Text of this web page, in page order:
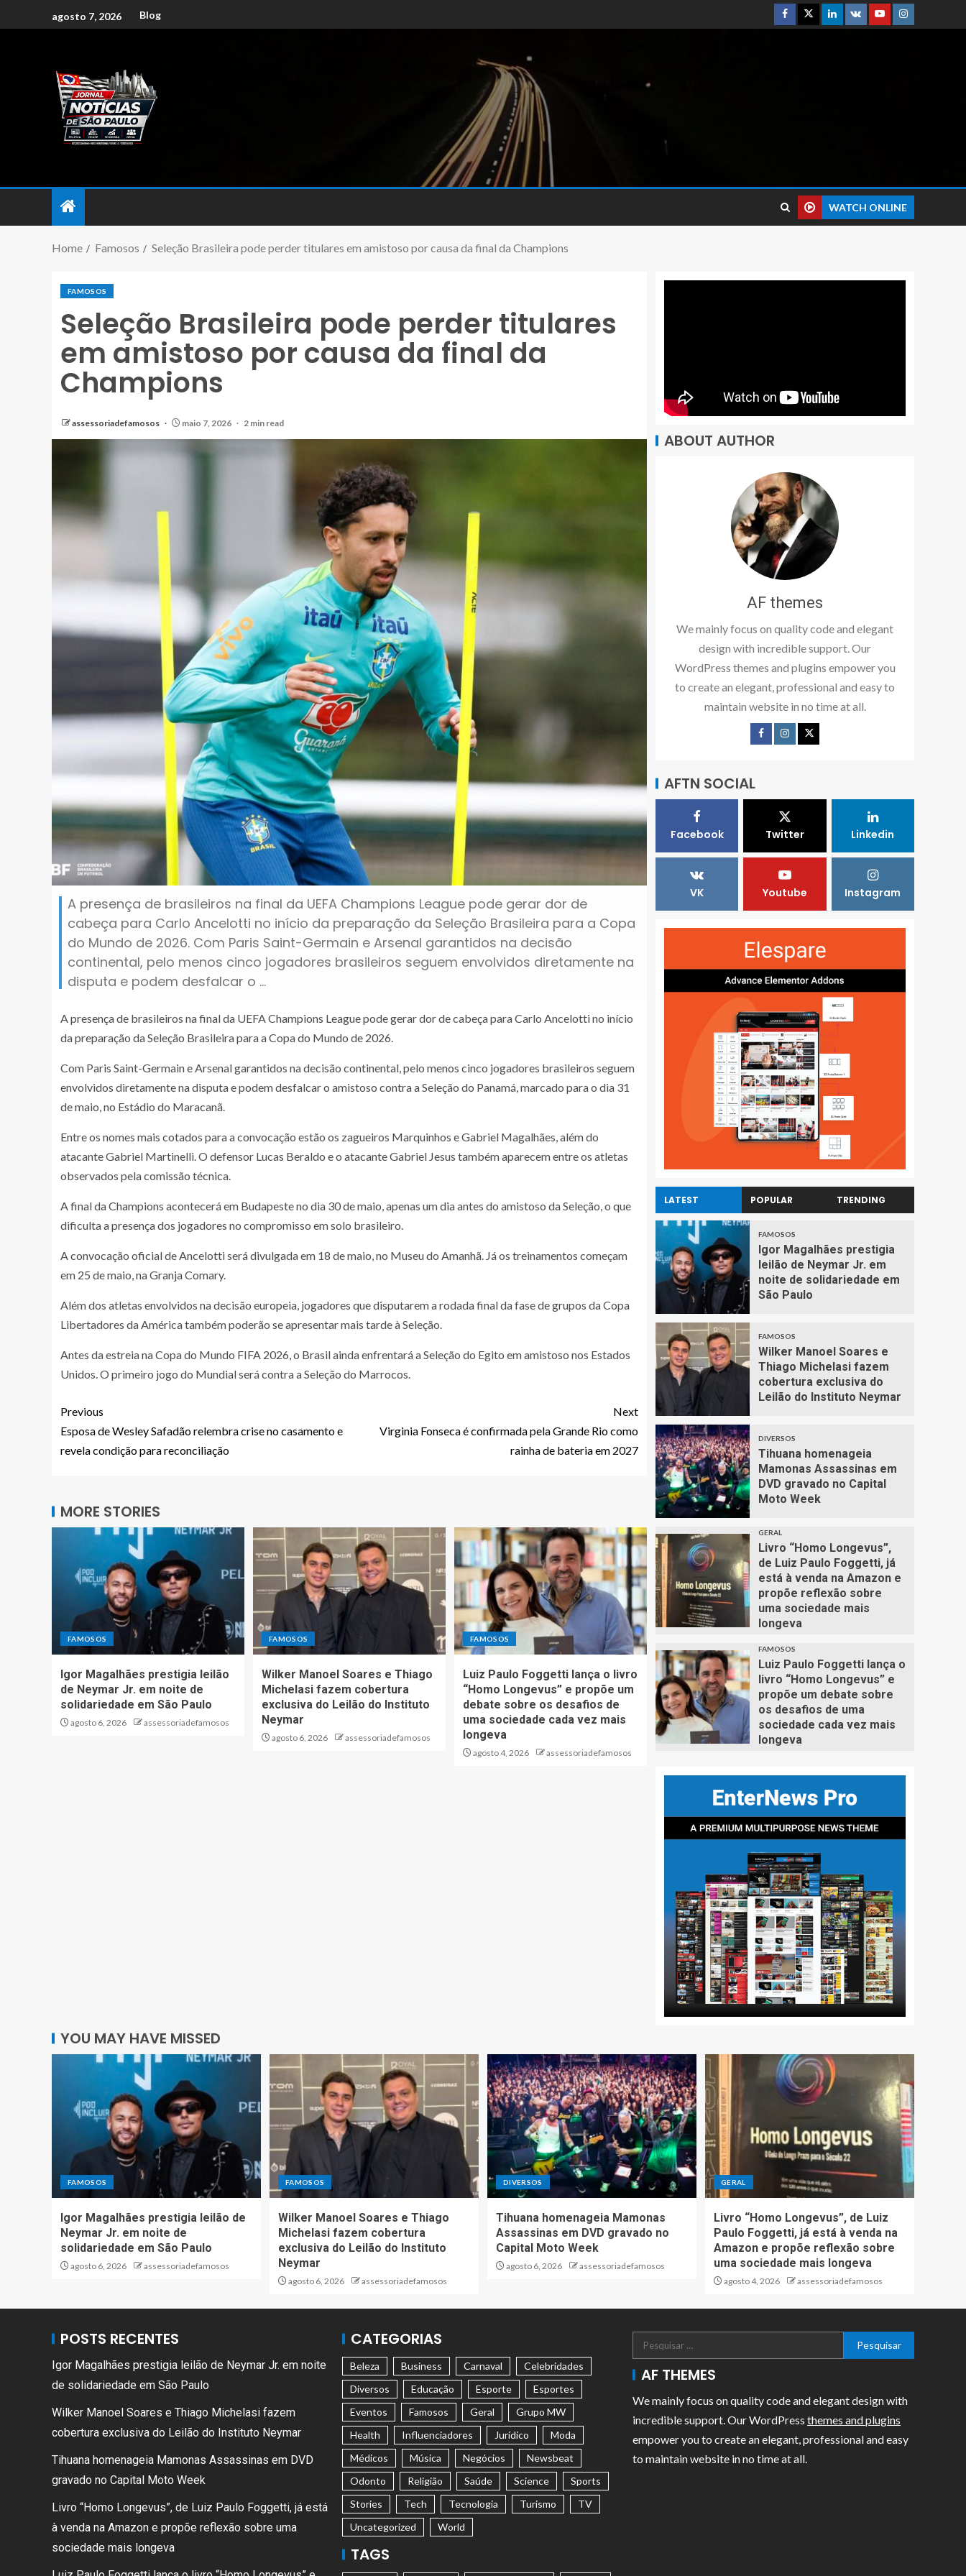
agosto 7, 2026 Blog
WATCH ONLINE
Home Famosos Seleção Brasileira pode perder titulares em amistoso por causa da final da Champions
FAMOSOS
Seleção Brasileira pode perder titulares
em amistoso por causa da final da
Champions
assessoriadefamosos maio 7, 2026 2 min read
A presença de brasileiros na final da UEFA Champions League pode gerar dor de
cabeça para Carlo Ancelotti no início da preparação da Seleção Brasileira para a Copa
do Mundo de 2026. Com Paris Saint-Germain e Arsenal garantidos na decisão
continental, pelo menos cinco jogadores brasileiros seguem envolvidos diretamente na
disputa e podem desfalcar o …
A presença de brasileiros na final da UEFA Champions League pode gerar dor de cabeça para Carlo Ancelotti no início
da preparação da Seleção Brasileira para a Copa do Mundo de 2026.
Com Paris Saint-Germain e Arsenal garantidos na decisão continental, pelo menos cinco jogadores brasileiros seguem
envolvidos diretamente na disputa e podem desfalcar o amistoso contra a Seleção do Panamá, marcado para o dia 31
de maio, no Estádio do Maracanã.
Entre os nomes mais cotados para a convocação estão os zagueiros Marquinhos e Gabriel Magalhães, além do
atacante Gabriel Martinelli. O defensor Lucas Beraldo e o atacante Gabriel Jesus também aparecem entre os atletas
observados pela comissão técnica.
A final da Champions acontecerá em Budapeste no dia 30 de maio, apenas um dia antes do amistoso da Seleção, o que
dificulta a presença dos jogadores no compromisso em solo brasileiro.
A convocação oficial de Ancelotti será divulgada em 18 de maio, no Museu do Amanhã. Já os treinamentos começam
em 25 de maio, na Granja Comary.
Além dos atletas envolvidos na decisão europeia, jogadores que disputarem a rodada final da fase de grupos da Copa
Libertadores da América também poderão se apresentar mais tarde à Seleção.
Antes da estreia na Copa do Mundo FIFA 2026, o Brasil ainda enfrentará a Seleção do Egito em amistoso nos Estados
Unidos. O primeiro jogo do Mundial será contra a Seleção do Marrocos.
Previous
Esposa de Wesley Safadão relembra crise no casamento e
revela condição para reconciliação
Next
Virginia Fonseca é confirmada pela Grande Rio como
rainha de bateria em 2027
MORE STORIES
FAMOSOS
Igor Magalhães prestigia leilão
de Neymar Jr. em noite de
solidariedade em São Paulo
agosto 6, 2026 assessoriadefamosos
FAMOSOS
Wilker Manoel Soares e Thiago
Michelasi fazem cobertura
exclusiva do Leilão do Instituto
Neymar
agosto 6, 2026 assessoriadefamosos
FAMOSOS
Luiz Paulo Foggetti lança o livro
“Homo Longevus” e propõe um
debate sobre os desafios de
uma sociedade cada vez mais
longeva
agosto 4, 2026 assessoriadefamosos
ABOUT AUTHOR
AF themes
We mainly focus on quality code and elegant
design with incredible support. Our
WordPress themes and plugins empower you
to create an elegant, professional and easy to
maintain website in no time at all.
AFTN SOCIAL
Facebook Twitter Linkedin
VK Youtube Instagram
LATEST POPULAR TRENDING
FAMOSOS
Igor Magalhães prestigia
leilão de Neymar Jr. em
noite de solidariedade em
São Paulo
FAMOSOS
Wilker Manoel Soares e
Thiago Michelasi fazem
cobertura exclusiva do
Leilão do Instituto Neymar
DIVERSOS
Tihuana homenageia
Mamonas Assassinas em
DVD gravado no Capital
Moto Week
GERAL
Livro “Homo Longevus”,
de Luiz Paulo Foggetti, já
está à venda na Amazon e
propõe reflexão sobre
uma sociedade mais
longeva
FAMOSOS
Luiz Paulo Foggetti lança o
livro “Homo Longevus” e
propõe um debate sobre
os desafios de uma
sociedade cada vez mais
longeva
YOU MAY HAVE MISSED
FAMOSOS
Igor Magalhães prestigia leilão de
Neymar Jr. em noite de
solidariedade em São Paulo
agosto 6, 2026 assessoriadefamosos
FAMOSOS
Wilker Manoel Soares e Thiago
Michelasi fazem cobertura
exclusiva do Leilão do Instituto
Neymar
agosto 6, 2026 assessoriadefamosos
DIVERSOS
Tihuana homenageia Mamonas
Assassinas em DVD gravado no
Capital Moto Week
agosto 6, 2026 assessoriadefamosos
GERAL
Livro “Homo Longevus”, de Luiz
Paulo Foggetti, já está à venda na
Amazon e propõe reflexão sobre
uma sociedade mais longeva
agosto 4, 2026 assessoriadefamosos
POSTS RECENTES
Igor Magalhães prestigia leilão de Neymar Jr. em noite
de solidariedade em São Paulo
Wilker Manoel Soares e Thiago Michelasi fazem
cobertura exclusiva do Leilão do Instituto Neymar
Tihuana homenageia Mamonas Assassinas em DVD
gravado no Capital Moto Week
Livro “Homo Longevus”, de Luiz Paulo Foggetti, já está
à venda na Amazon e propõe reflexão sobre uma
sociedade mais longeva
CATEGORIAS
Beleza Business Carnaval
Celebridades
Diversos
Educação Esporte
Esportes
Eventos
Famosos Geral
Grupo MW
Health
Influenciadores Jurídico
Moda
Médicos
Música Negócios
Newsbeat
Odonto
Religião Saúde Science
Sports
Stories
Tech Tecnologia Turismo
TV
Uncategorized
World
TAGS
AF THEMES
We mainly focus on quality code and elegant design with
incredible support. Our WordPress themes and plugins
empower you to create an elegant, professional and easy
to maintain website in no time at all.